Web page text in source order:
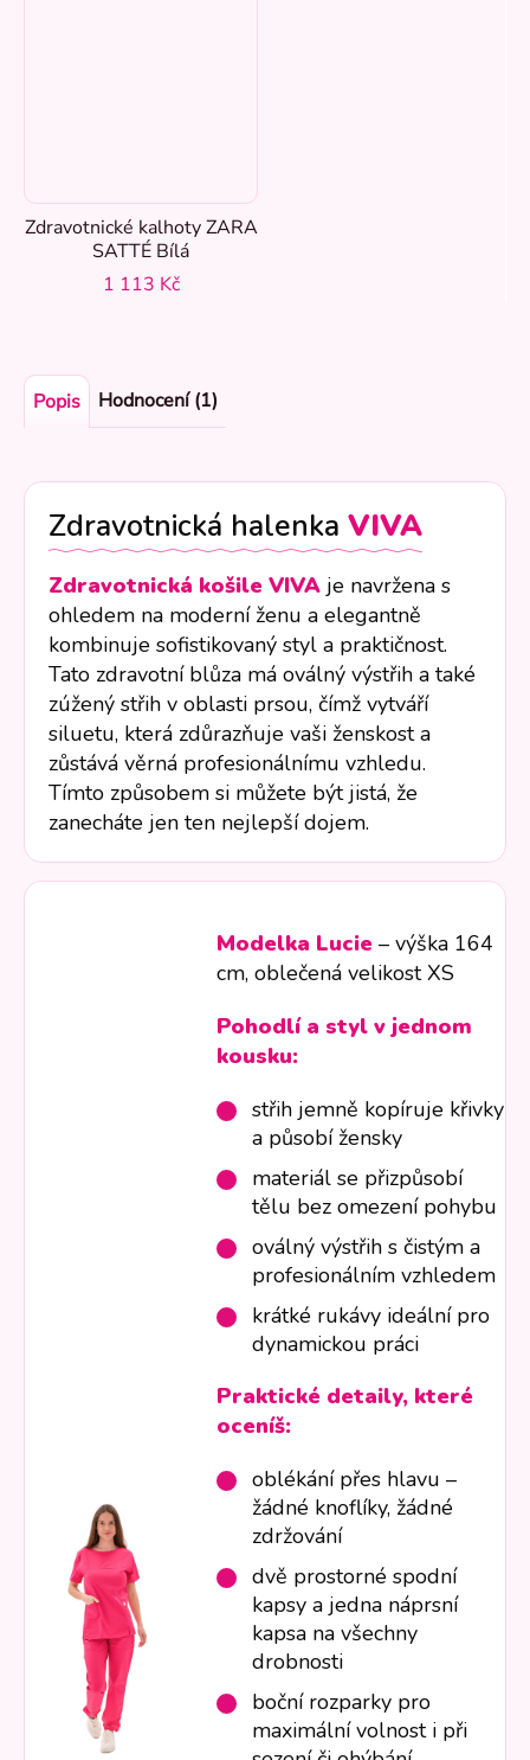
Zdravotnické kalhoty ZARA
SATTÉ Bílá
1 113 Kč
Popis Hodnocení (1)
Zdravotnická halenka VIVA
Zdravotnická košile VIVA je navržena s
ohledem na moderní ženu a elegantně
kombinuje sofistikovaný styl a praktičnost.
Tato zdravotní blůza má oválný výstřih a také
zúžený střih v oblasti prsou, čímž vytváří
siluetu, která zdůrazňuje vaši ženskost a
zůstává věrná profesionálnímu vzhledu.
Tímto způsobem si můžete být jistá, že
zanecháte jen ten nejlepší dojem.
Modelka Lucie – výška 164
cm, oblečená velikost XS
Pohodlí a styl v jednom
kousku:
střih jemně kopíruje křivky
a působí žensky
materiál se přizpůsobí
tělu bez omezení pohybu
oválný výstřih s čistým a
profesionálním vzhledem
krátké rukávy ideální pro
dynamickou práci
Praktické detaily, které
oceníš:
oblékání přes hlavu –
žádné knoflíky, žádné
zdržování
dvě prostorné spodní
kapsy a jedna náprsní
kapsa na všechny
drobnosti
boční rozparky pro
maximální volnost i při